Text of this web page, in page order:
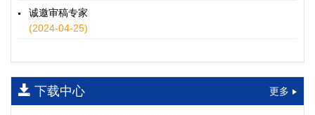
9931.2026.03.010
摘要 (34 ) HTML
师瑞峰, 程龙飞, 张凌志, 王亚彬, 刘状壮
2026, 12(3): 137-150.https://doi.org/10.16503/j.cnki.2095-
9931.2026.03.011
摘要 (18) HTML(16)
诚邀审稿专家
(2024-04-25)
下载中心 更多